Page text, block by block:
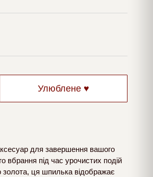
Улюблене ♥
для завершення вашого
вбрання під час урочистих подій
золота, ця шпилька відображає